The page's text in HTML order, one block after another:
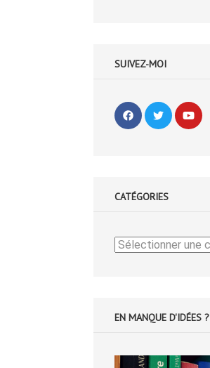
SUIVEZ-MOI
CATÉGORIES
Catégories
EN MANQUE D'IDÉES ?